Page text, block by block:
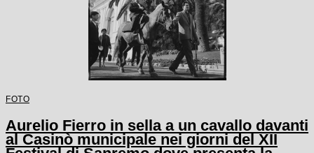
FOTO
Aurelio Fierro in sella a un cavallo davanti
al Casinò municipale nei giorni del XII